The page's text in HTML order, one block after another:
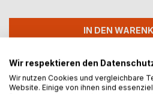
IN DEN
Auf die Merkliste
Titel bewerten
Wir respektieren den
Wir nutzen Cookies und vergleichbare
Website. Einige von ihnen sind